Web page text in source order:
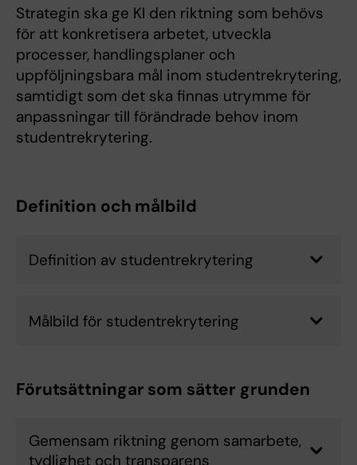
Strategin ska ge KI den riktning som behövs
för att konkretisera arbetet, utveckla
processer, handlingsplaner och
uppföljningsbara mål inom studentrekrytering,
samtidigt som det ska finnas utrymme för
anpassningar till förändrade behov inom
studentrekrytering.
Definition och målbild
Definition av studentrekrytering
Målbild för studentrekrytering
Förutsättningar som sätter grunden
Gemensam riktning genom samarbete,
tydlighet och transparens